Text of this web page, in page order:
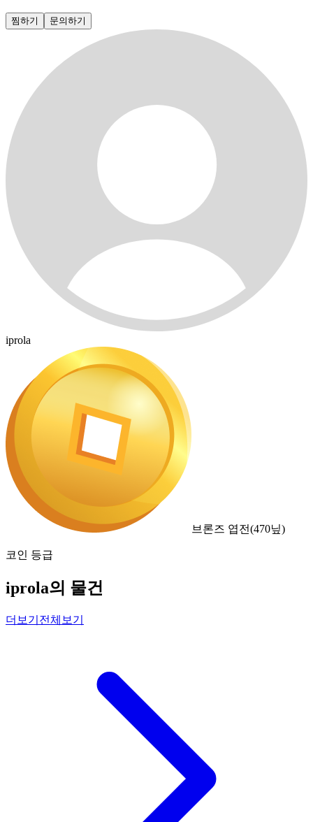
찜하기 문의하기
iprola
브론즈 엽전(470닢)
코인 등급
iprola의 물건
더보기 전체보기